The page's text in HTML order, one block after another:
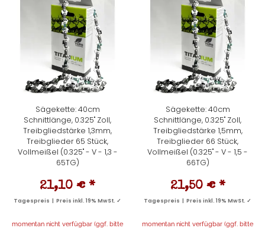
Sägekette: 40cm
Schnittlänge, 0.325" Zoll,
Treibgliedstärke 1,3mm,
Treibglieder 65 Stück,
Vollmeißel (0.325" - V - 1,3 -
65TG)
21,10 € *
Tagespreis | Preis inkl. 19% MwSt. ✓
momentan nicht verfügbar (ggf. bitte
Sägekette: 40cm
Schnittlänge, 0.325" Zoll,
Treibgliedstärke 1,5mm,
Treibglieder 66 Stück,
Vollmeißel (0.325" - V - 1,5 -
66TG)
21,50 € *
Tagespreis | Preis inkl. 19% MwSt. ✓
momentan nicht verfügbar (ggf. bitte